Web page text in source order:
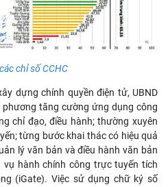
chỉ số CCHC
dựng chính quyền điện tử, UBND
tăng cường ứng dụng công
chỉ đạo, điều hành; thường xuyên
từng bước khai thác có hiệu quả
lý văn bản và điều hành văn bản
vụ hành chính công trực tuyến tích
(iGate). Việc sử dụng chữ ký số